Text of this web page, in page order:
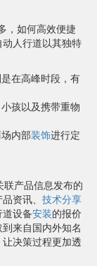
，如何高效便捷
人行道以其独特
在高峰时段，有
孩以及携带重物
内部装饰进行定
联产品信息发布的
资讯、 技术分享
设备安装的报价
来自国内外知名
决策过程更加透